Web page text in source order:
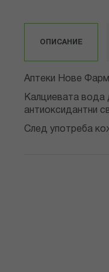
ОПИСАНИЕ
Аптеки Нове
Калциевата вода
антиоксидантни
След употреба